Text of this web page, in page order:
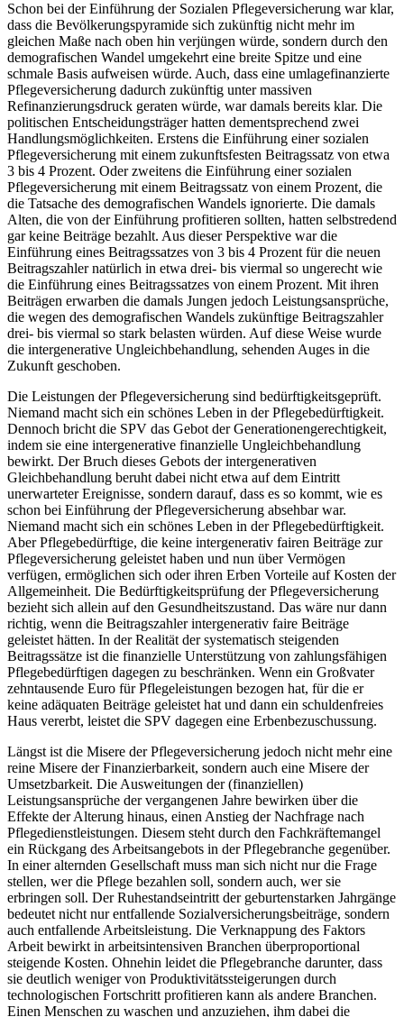
Schon bei der Einführung der Sozialen Pflegeversicherung war klar,
dass die Bevölkerungspyramide sich zukünftig nicht mehr im
gleichen Maße nach oben hin verjüngen würde, sondern durch den
demografischen Wandel umgekehrt eine breite Spitze und eine
schmale Basis aufweisen würde. Auch, dass eine umlagefinanzierte
Pflegeversicherung dadurch zukünftig unter massiven
Refinanzierungsdruck geraten würde, war damals bereits klar. Die
politischen Entscheidungsträger hatten dementsprechend zwei
Handlungsmöglichkeiten. Erstens die Einführung einer sozialen
Pflegeversicherung mit einem zukunftsfesten Beitragssatz von etwa
3 bis 4 Prozent. Oder zweitens die Einführung einer sozialen
Pflegeversicherung mit einem Beitragssatz von einem Prozent, die
die Tatsache des demografischen Wandels ignorierte. Die damals
Alten, die von der Einführung profitieren sollten, hatten selbstredend
gar keine Beiträge bezahlt. Aus dieser Perspektive war die
Einführung eines Beitragssatzes von 3 bis 4 Prozent für die neuen
Beitragszahler natürlich in etwa drei- bis viermal so ungerecht wie
die Einführung eines Beitragssatzes von einem Prozent. Mit ihren
Beiträgen erwarben die damals Jungen jedoch Leistungsansprüche,
die wegen des demografischen Wandels zukünftige Beitragszahler
drei- bis viermal so stark belasten würden. Auf diese Weise wurde
die intergenerative Ungleichbehandlung, sehenden Auges in die
Zukunft geschoben.
Die Leistungen der Pflegeversicherung sind bedürftigkeitsgeprüft.
Niemand macht sich ein schönes Leben in der Pflegebedürftigkeit.
Dennoch bricht die SPV das Gebot der Generationengerechtigkeit,
indem sie eine intergenerative finanzielle Ungleichbehandlung
bewirkt. Der Bruch dieses Gebots der intergenerativen
Gleichbehandlung beruht dabei nicht etwa auf dem Eintritt
unerwarteter Ereignisse, sondern darauf, dass es so kommt, wie es
schon bei Einführung der Pflegeversicherung absehbar war.
Niemand macht sich ein schönes Leben in der Pflegebedürftigkeit.
Aber Pflegebedürftige, die keine intergenerativ fairen Beiträge zur
Pflegeversicherung geleistet haben und nun über Vermögen
verfügen, ermöglichen sich oder ihren Erben Vorteile auf Kosten der
Allgemeinheit. Die Bedürftigkeitsprüfung der Pflegeversicherung
bezieht sich allein auf den Gesundheitszustand. Das wäre nur dann
richtig, wenn die Beitragszahler intergenerativ faire Beiträge
geleistet hätten. In der Realität der systematisch steigenden
Beitragssätze ist die finanzielle Unterstützung von zahlungsfähigen
Pflegebedürftigen dagegen zu beschränken. Wenn ein Großvater
zehntausende Euro für Pflegeleistungen bezogen hat, für die er
keine adäquaten Beiträge geleistet hat und dann ein schuldenfreies
Haus vererbt, leistet die SPV dagegen eine Erbenbezuschussung.
Längst ist die Misere der Pflegeversicherung jedoch nicht mehr eine
reine Misere der Finanzierbarkeit, sondern auch eine Misere der
Umsetzbarkeit. Die Ausweitungen der (finanziellen)
Leistungsansprüche der vergangenen Jahre bewirken über die
Effekte der Alterung hinaus, einen Anstieg der Nachfrage nach
Pflegedienstleistungen. Diesem steht durch den Fachkräftemangel
ein Rückgang des Arbeitsangebots in der Pflegebranche gegenüber.
In einer alternden Gesellschaft muss man sich nicht nur die Frage
stellen, wer die Pflege bezahlen soll, sondern auch, wer sie
erbringen soll. Der Ruhestandseintritt der geburtenstarken Jahrgänge
bedeutet nicht nur entfallende Sozialversicherungsbeiträge, sondern
auch entfallende Arbeitsleistung. Die Verknappung des Faktors
Arbeit bewirkt in arbeitsintensiven Branchen überproportional
steigende Kosten. Ohnehin leidet die Pflegebranche darunter, dass
sie deutlich weniger von Produktivitätssteigerungen durch
technologischen Fortschritt profitieren kann als andere Branchen.
Einen Menschen zu waschen und anzuziehen, ihm dabei die